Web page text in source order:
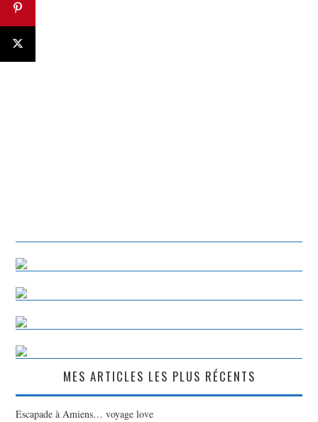
MES ARTICLES LES PLUS RÉCENTS
Escapade à Amiens… voyage love